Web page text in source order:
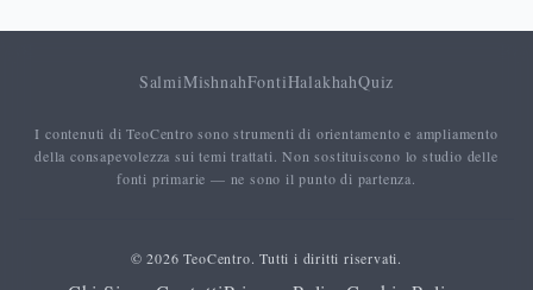
SalmiMishnahFontiHalakhahQuiz
I contenuti di TeoCentro sono strumenti di orientamento e ampliamento
della consapevolezza sui temi trattati. Non sostituiscono lo studio delle
fonti primarie — ne sono il punto di partenza.
© 2026 TeoCentro. Tutti i diritti riservati.